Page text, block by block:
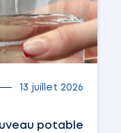
13 juillet 2026
potable